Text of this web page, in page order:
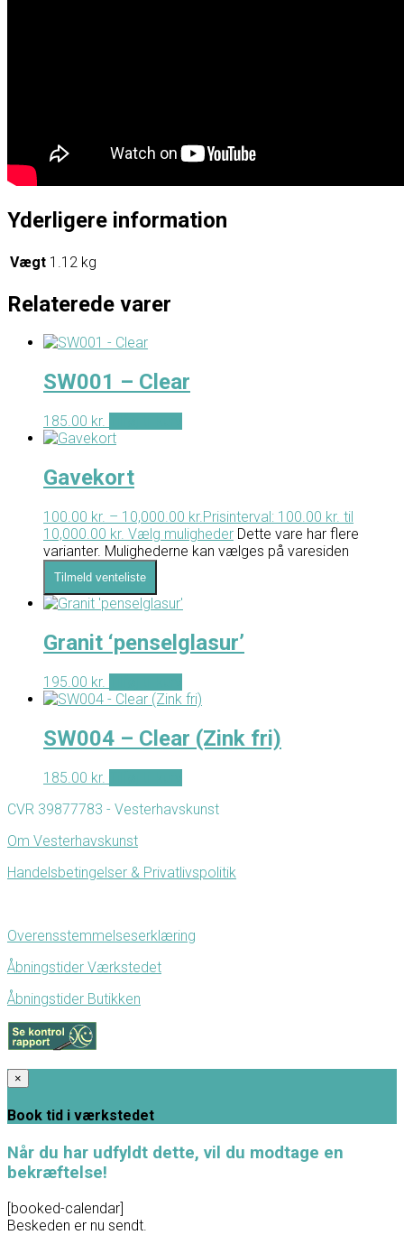
Yderligere information
Vægt 1.12 kg
Relaterede varer
SW001 – Clear
185.00 kr.
Gavekort
100.00 kr. – 10,000.00 kr.Prisinterval: 100.00 kr. til
10,000.00 kr. Vælg muligheder Dette vare har flere
varianter. Mulighederne kan vælges på varesiden
Tilmeld venteliste
Granit ‘penselglasur’
195.00 kr.
SW004 – Clear (Zink fri)
185.00 kr.
CVR 39877783 - Vesterhavskunst
Om Vesterhavskunst
Handelsbetingelser & Privatlivspolitik
Overensstemmelseserklæring
Åbningstider Værkstedet
Åbningstider Butikken
×
Book tid i værkstedet
Når du har udfyldt dette, vil du modtage en
bekræftelse!
[booked-calendar]
Beskeden er nu sendt.